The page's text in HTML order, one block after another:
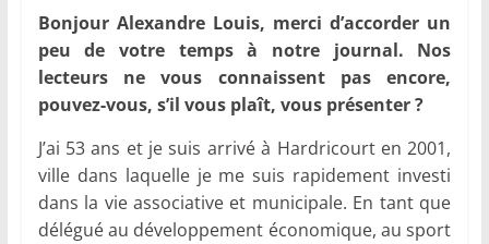
Bonjour Alexandre Louis, merci d’accorder un
peu de votre temps à notre journal. Nos
lecteurs ne vous connaissent pas encore,
pouvez-vous, s’il vous plaît, vous présenter ?
J’ai 53 ans et je suis arrivé à Hardricourt en 2001,
ville dans laquelle je me suis rapidement investi
dans la vie associative et municipale. En tant que
délégué au développement économique, au sport